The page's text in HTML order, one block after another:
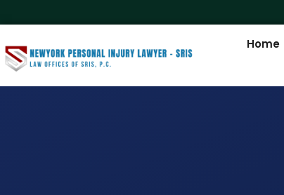
Home